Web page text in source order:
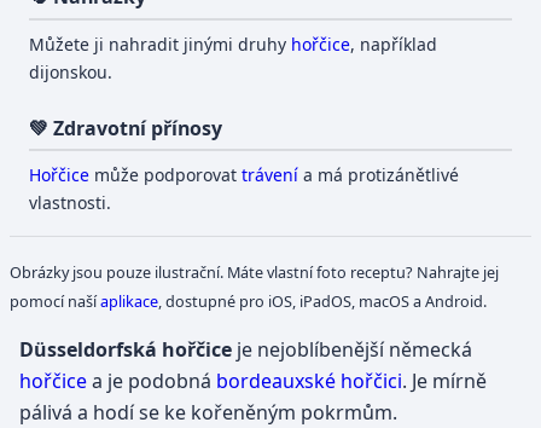
Můžete ji nahradit jinými druhy hořčice, například
dijonskou.
💚 Zdravotní přínosy
Hořčice může podporovattrávení a má protizánětlivé
vlastnosti.
Obrázky jsou pouze ilustrační. Máte vlastní foto receptu? Nahrajte jej
pomocí našíaplikace , dostupné pro iOS, iPadOS, macOS a Android.
Düsseldorfská hořčice je nejoblíbenější německá
hořčicea je podobná bordeauxské hořčici. Je mírně
pálivá a hodí se ke kořeněným pokrmům.